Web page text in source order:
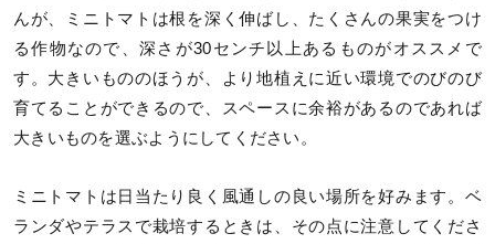
んが、ミニトマトは根を深く伸ばし、たくさんの果実をつけ
る作物なので、深さが30センチ以上あるものがオススメで
す。大きいもののほうが、より地植えに近い環境でのびのび
育てることができるので、スペースに余裕があるのであれば
大きいものを選ぶようにしてください。
ミニトマトは日当たり良く風通しの良い場所を好みます。ベ
ランダやテラスで栽培するときは、その点に注意してくださ